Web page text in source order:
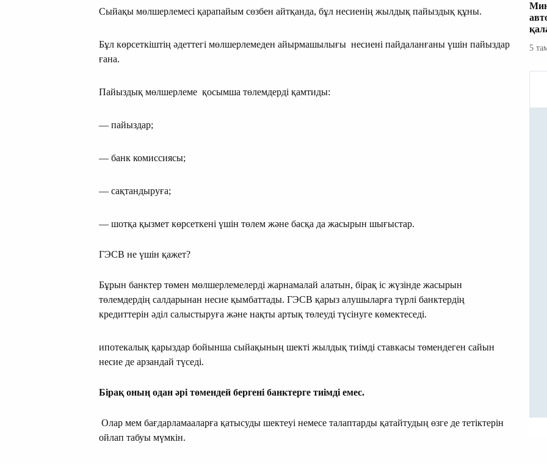
Сыйақы мөлшерлемесі қарапайым сөзбен айтқанда, бұл несиенің жылдық пайыздық құны.
Бұл көрсеткіштің әдеттегі мөлшерлемеден айырмашылығы несиені пайдаланғаны үшін пайыздар
ғана.
Пайыздық мөлшерлеме қосымша төлемдерді қамтиды:
— пайыздар;
— банк комиссиясы;
— сақтандыруға;
— шотқа қызмет көрсеткені үшін төлем және басқа да жасырын шығыстар.
ГЭСВ не үшін қажет?
Бұрын банктер төмен мөлшерлемелерді жарнамалай алатын, бірақ іс жүзінде жасырын
төлемдердің салдарынан несие қымбаттады. ГЭСВ қарыз алушыларға түрлі банктердің
кредиттерін әділ салыстыруға және нақты артық төлеуді түсінуге көмектеседі.
ипотекалық қарыздар бойынша сыйақының шекті жылдық тиімді ставкасы төмендеген сайын
несие де арзандай түседі.
Бірақ оның одан әрі төмендей бергені банктерге тиімді емес.
Олар мем бағдарламааларға қатысуды шектеуі немесе талаптарды қатайтудың өзге де тетіктерін
ойлап табуы мүмкін.
5